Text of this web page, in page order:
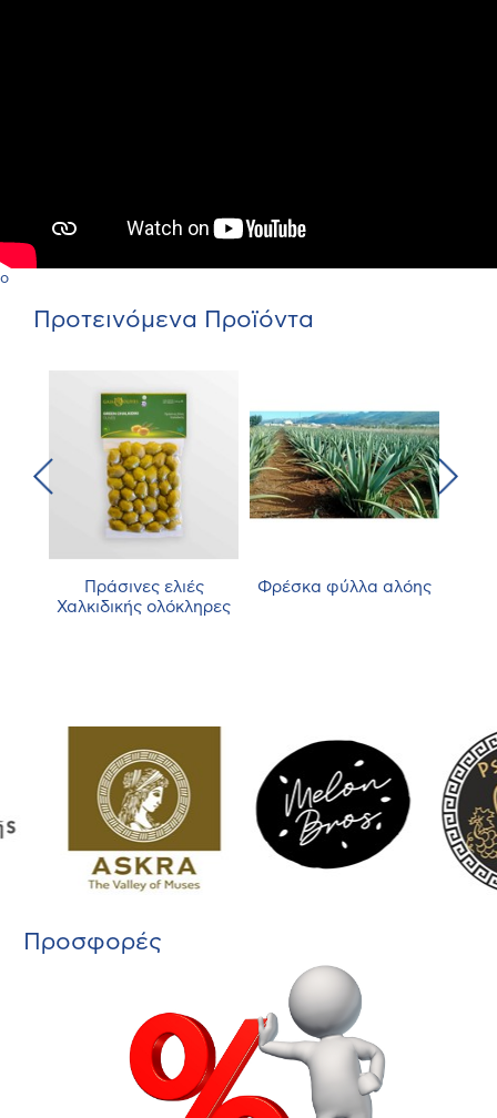
o
Προτεινόμενα Προϊόντα
Πράσινες ελιές
Χαλκιδικής ολόκληρες
Φρέσκα φύλλα αλόης
Προσφορές